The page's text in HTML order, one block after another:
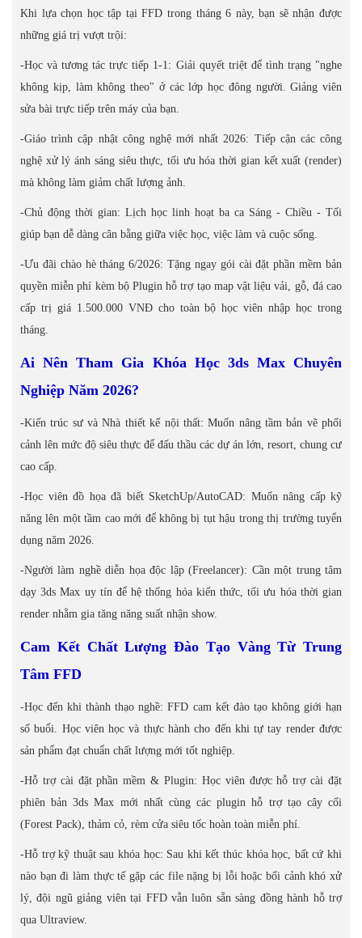
Khi lựa chọn học tập tại FFD trong tháng 6 này, bạn sẽ nhận được
những giá trị vượt trội:
-Học và tương tác trực tiếp 1-1: Giải quyết triệt để tình trạng "nghe
không kịp, làm không theo" ở các lớp học đông người. Giảng viên
sửa bài trực tiếp trên máy của bạn.
-Giáo trình cập nhật công nghệ mới nhất 2026: Tiếp cận các công
nghệ xử lý ánh sáng siêu thực, tối ưu hóa thời gian kết xuất (render)
mà không làm giảm chất lượng ảnh.
-Chủ động thời gian: Lịch học linh hoạt ba ca Sáng - Chiều - Tối
giúp bạn dễ dàng cân bằng giữa việc học, việc làm và cuộc sống.
-Ưu đãi chào hè tháng 6/2026: Tặng ngay gói cài đặt phần mềm bản
quyền miễn phí kèm bộ Plugin hỗ trợ tạo map vật liệu vải, gỗ, đá cao
cấp trị giá 1.500.000 VNĐ cho toàn bộ học viên nhập học trong
tháng.
Ai Nên Tham Gia Khóa Học 3ds Max Chuyên
Nghiệp Năm 2026?
-Kiến trúc sư và Nhà thiết kế nội thất: Muốn nâng tầm bản vẽ phối
cảnh lên mức độ siêu thực để đấu thầu các dự án lớn, resort, chung cư
cao cấp.
-Học viên đồ họa đã biết SketchUp/AutoCAD: Muốn nâng cấp kỹ
năng lên một tầm cao mới để không bị tụt hậu trong thị trường tuyển
dụng năm 2026.
-Người làm nghề diễn họa độc lập (Freelancer): Cần một trung tâm
dạy 3ds Max uy tín để hệ thống hóa kiến thức, tối ưu hóa thời gian
render nhằm gia tăng năng suất nhận show.
Cam Kết Chất Lượng Đào Tạo Vàng Từ Trung
Tâm FFD
-Học đến khi thành thạo nghề: FFD cam kết đào tạo không giới hạn
số buổi. Học viên học và thực hành cho đến khi tự tay render được
sản phẩm đạt chuẩn chất lượng mới tốt nghiệp.
-Hỗ trợ cài đặt phần mềm & Plugin: Học viên được hỗ trợ cài đặt
phiên bản 3ds Max mới nhất cùng các plugin hỗ trợ tạo cây cối
(Forest Pack), thảm cỏ, rèm cửa siêu tốc hoàn toàn miễn phí.
-Hỗ trợ kỹ thuật sau khóa học: Sau khi kết thúc khóa học, bất cứ khi
nào bạn đi làm thực tế gặp các file nặng bị lỗi hoặc bối cảnh khó xử
lý, đội ngũ giảng viên tại FFD vẫn luôn sẵn sàng đồng hành hỗ trợ
qua Ultraview.